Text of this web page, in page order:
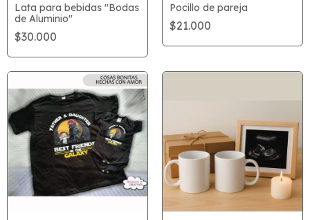
Lata para bebidas "Bodas
de Aluminio"
$30.000
Pocillo de pareja
$21.000